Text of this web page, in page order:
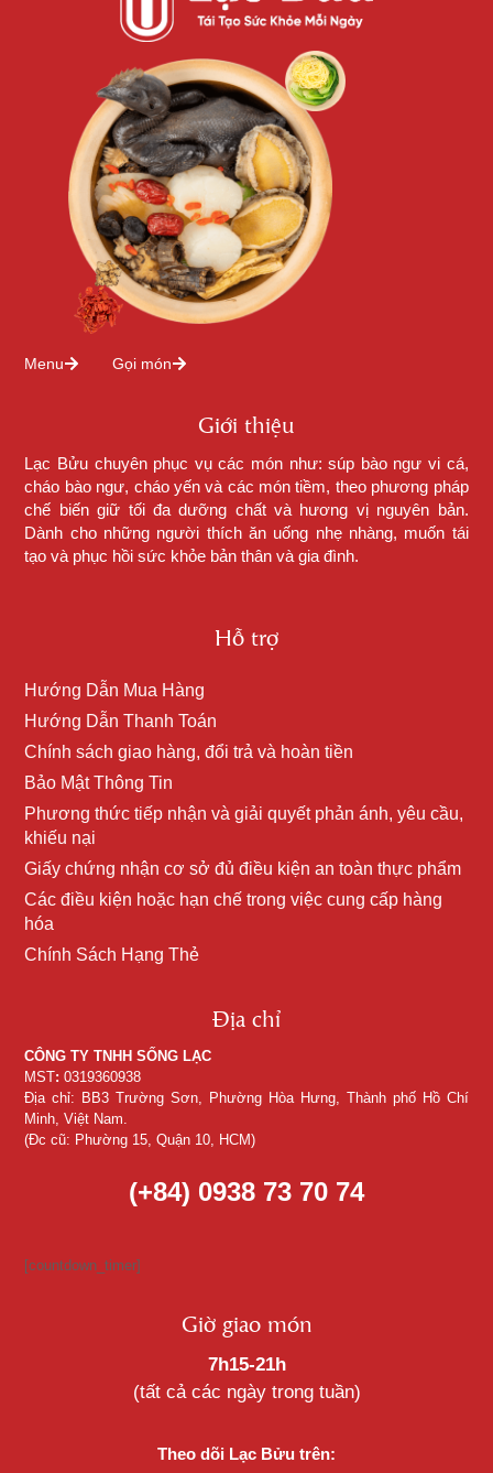
Menu Gọi món
Giới thiệu
Lạc Bửu chuyên phục vụ các món như: súp bào ngư vi cá,
cháo bào ngư, cháo yến và các món tiềm, theo phương pháp
chế biến giữ tối đa dưỡng chất và hương vị nguyên bản.
Dành cho những người thích ăn uống nhẹ nhàng, muốn tái
tạo và phục hồi sức khỏe bản thân và gia đình.
Hỗ trợ
Hướng Dẫn Mua Hàng
Hướng Dẫn Thanh Toán
Chính sách giao hàng, đổi trả và hoàn tiền
Bảo Mật Thông Tin
Phương thức tiếp nhận và giải quyết phản ánh, yêu cầu,
khiếu nại
Giấy chứng nhận cơ sở đủ điều kiện an toàn thực phẩm
Các điều kiện hoặc hạn chế trong việc cung cấp hàng
hóa
Chính Sách Hạng Thẻ
Địa chỉ
CÔNG TY TNHH SỐNG LẠC
MST: 0319360938
Địa chỉ: BB3 Trường Sơn, Phường Hòa Hưng, Thành phố Hồ Chí
Minh, Việt Nam.
(Đc cũ: Phường 15, Quận 10, HCM)
(+84) 0938 73 70 74
[countdown_timer]
Giờ giao món
7h15-21h
(tất cả các ngày trong tuần)
Theo dõi Lạc Bửu trên: